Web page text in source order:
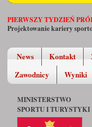
PIERWSZY TYDZIEŃ
Projektowanie kariery
News Kontakt
Zawodnicy
Wyniki
MINISTERSTWO
SPORTU I TURYSTYKI